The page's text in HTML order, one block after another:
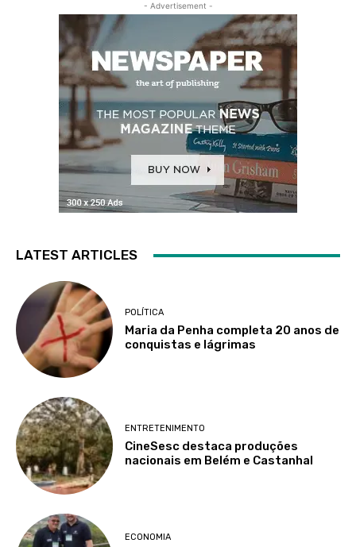
- Advertisement -
LATEST ARTICLES
POLÍTICA
Maria da Penha completa 20 anos de
conquistas e lágrimas
ENTRETENIMENTO
CineSesc destaca produções
nacionais em Belém e Castanhal
ECONOMIA